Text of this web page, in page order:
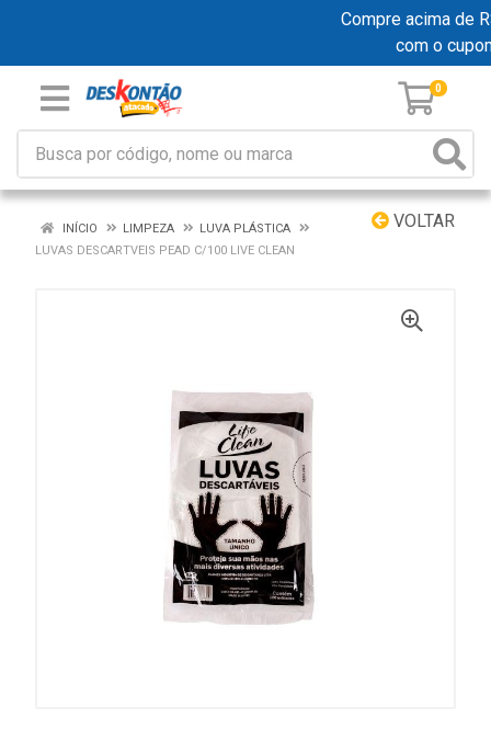
Compre acima de
com o
0
VOLTAR
INÍCIO LIMPEZA
LUVA PLÁSTICA
LUVAS DESCARTVEIS PEAD C/100 LIVE CLEAN